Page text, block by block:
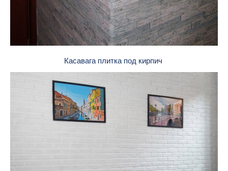
Касавага плитка под кирпич